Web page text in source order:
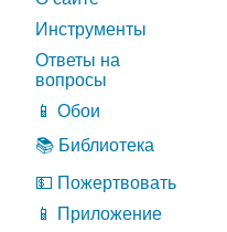
Инструменты
Ответы на
вопросы
📱 Обои
📚 Библиотека
💵 Пожертвовать
📱 Приложение